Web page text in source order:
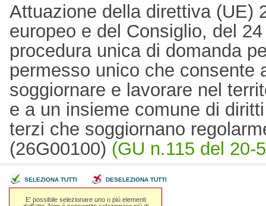
Attuazione della direttiva (UE)
europeo e del Consiglio, del
procedura unica di domanda
permesso unico che consente
soggiornare e lavorare nel
e a un insieme comune di
terzi che soggiornano
(26G00100) (GU n.115 del 20-
SELEZIONA TUTTI DESELEZIONA TUTTI
E' possibile selezionare uno o piú elementi